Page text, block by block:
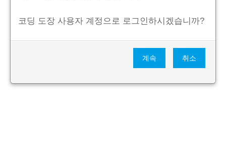
코딩 도장 사용자 계정으로 로그인하시겠습니까?